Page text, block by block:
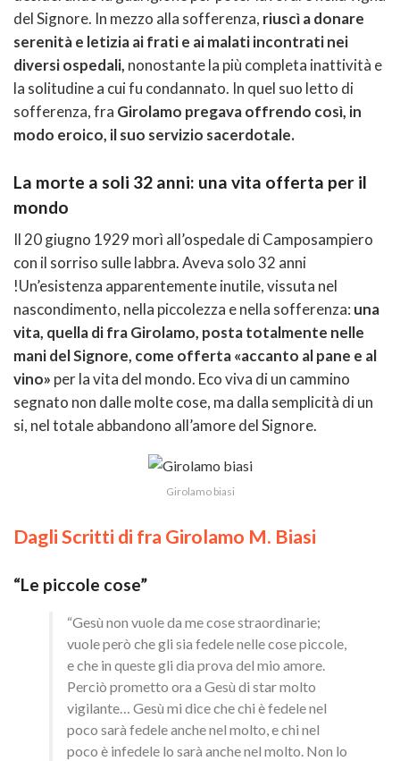
del Signore. In mezzo alla sofferenza, riuscì a donare
serenità e letizia ai frati e ai malati incontrati nei
diversi ospedali, nonostante la più completa inattività e
la solitudine a cui fu condannato. In quel suo letto di
sofferenza, fra Girolamo pregava offrendo così, in
modo eroico, il suo servizio sacerdotale.
La morte a soli 32 anni: una vita offerta per il
mondo
Il 20 giugno 1929 morì all’ospedale di Camposampiero
con il sorriso sulle labbra. Aveva solo 32 anni
!Un’esistenza apparentemente inutile, vissuta nel
nascondimento, nella piccolezza e nella sofferenza: una
vita, quella di fra Girolamo, posta totalmente nelle
mani del Signore, come offerta «accanto al pane e al
vino» per la vita del mondo. Eco viva di un cammino
segnato non dalle molte cose, ma dalla semplicità di un
si, nel totale abbandono all’amore del Signore.
Girolamo biasi
Dagli Scritti di fra Girolamo M. Biasi
“Le piccole cose”
“Gesù non vuole da me cose straordinarie;
vuole però che gli sia fedele nelle cose piccole,
e che in queste gli dia prova del mio amore.
Perciò prometto ora a Gesù di star molto
vigilante… Gesù mi dice che chi è fedele nel
poco sarà fedele anche nel molto, e chi nel
poco è infedele lo sarà anche nel molto. Non lo